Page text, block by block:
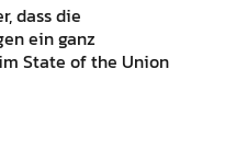
dass die
ein ganz
State of the Union